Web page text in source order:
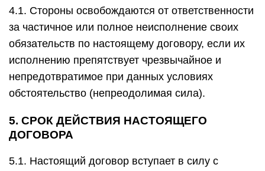
4.1. Стороны освобождаются от ответственности
за частичное или полное неисполнение своих
обязательств по настоящему договору, если их
исполнению препятствует чрезвычайное и
непредотвратимое при данных условиях
обстоятельство (непреодолимая сила).
5. СРОК ДЕЙСТВИЯ НАСТОЯЩЕГО
ДОГОВОРА
5.1. Настоящий договор вступает в силу с